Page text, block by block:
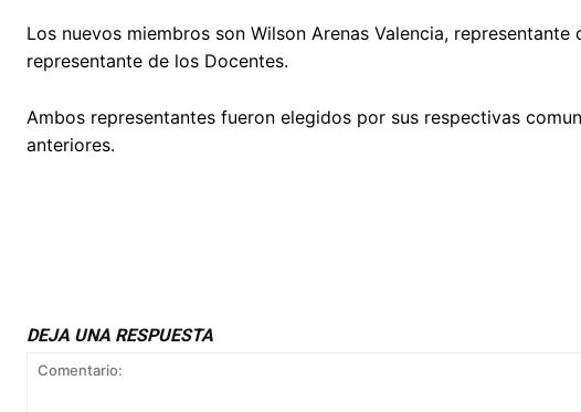
Los nuevos miembros son Wilson Arenas Valencia,
representante de los Docentes.
Ambos representantes fueron elegidos por sus respectivas
anteriores.
DEJA UNA RESPUESTA